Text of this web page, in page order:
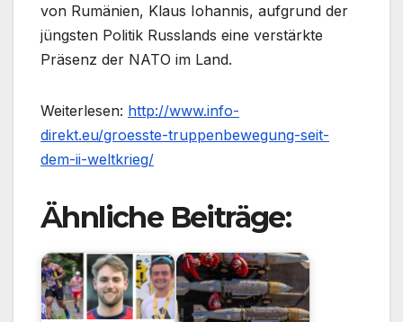
von Rumänien, Klaus Iohannis, aufgrund der
jüngsten Politik Russlands eine verstärkte
Präsenz der NATO im Land.
Weiterlesen: http://www.info-
direkt.eu/groesste-truppenbewegung-seit-
dem-ii-weltkrieg/
Ähnliche Beiträge: